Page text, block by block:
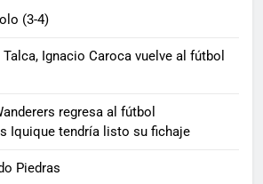
(3-4)
Ignacio Caroca vuelve al fútbol
regresa al fútbol
Iquique tendría listo su fichaje
Piedras